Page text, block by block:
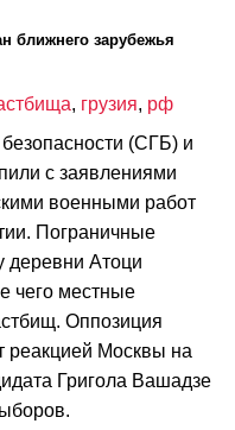
ближнего зарубежья
, грузия, рф
(СГБ) и
с заявлениями
военными работ
Пограничные
деревни Атоци
чего местные
Оппозиция
реакцией Москвы на
Григола Вашадзе